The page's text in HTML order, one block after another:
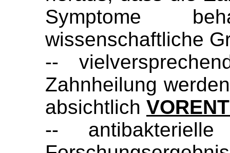
Symptome
wissenschaftliche
--
Zahnheilung
absichtlich
--